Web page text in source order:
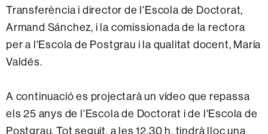
Transferència i director de l'Escola de Doctorat,
Armand Sánchez, i la comissionada de la rectora
per a l'Escola de Postgrau i la qualitat docent, María
Valdés.
A continuació es projectarà un vídeo que repassa
els 25 anys de l'Escola de Doctorat i de l'Escola de
Postgrau. Tot seguit, a les 12.30 h, tindrà lloc una